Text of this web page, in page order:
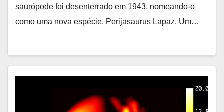
saurópode foi desenterrado em 1943, nomeando-o
como uma nova espécie, Perijasaurus Lapaz. Um…